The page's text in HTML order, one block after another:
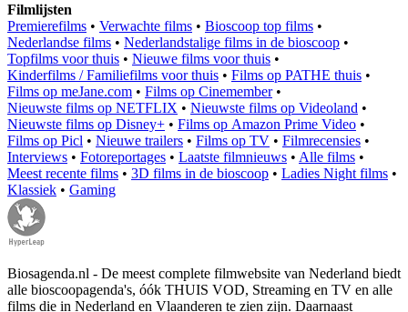
Filmlijsten
Premierefilms • Verwachte films • Bioscoop top films •
Nederlandse films • Nederlandstalige films in de bioscoop •
Topfilms voor thuis • Nieuwe films voor thuis •
Kinderfilms / Familiefilms voor thuis • Films op PATHE thuis •
Films op meJane.com • Films op Cinemember•
Nieuwste films op NETFLIX • Nieuwste films op Videoland •
Nieuwste films op Disney+ • Films op Amazon Prime Video •
Films op Picl • Nieuwe trailers • Films op TV • Filmrecensies •
Interviews • Fotoreportages • Laatste filmnieuws • Alle films •
Meest recente films • 3D films in de bioscoop • Ladies Night films •
Klassiek • Gaming
Biosagenda.nl - De meest complete filmwebsite van Nederland biedt
alle bioscoopagenda's, óók THUIS VOD, Streaming en TV en alle
films die in Nederland en Vlaanderen te zien zijn. Daarnaast